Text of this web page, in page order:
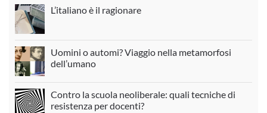
L’italiano è il ragionare
Uomini o automi? Viaggio nella metamorfosi
dell’umano
Contro la scuola neoliberale: quali tecniche di
resistenza per docenti?